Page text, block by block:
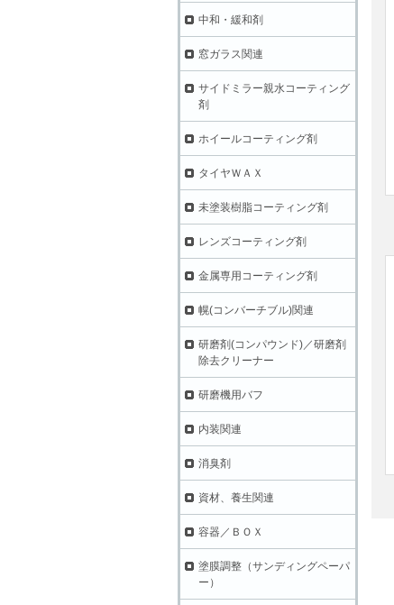
中和・緩和剤
窓ガラス関連
サイドミラー親水コーティング
剤
ホイールコーティング剤
タイヤＷＡＸ
未塗装樹脂コーティング剤
レンズコーティング剤
金属専用コーティング剤
幌(コンバーチブル)関連
研磨剤(コンパウンド)／研磨剤
除去クリーナー
研磨機用バフ
内装関連
消臭剤
資材、養生関連
容器／ＢＯＸ
塗膜調整（サンディングペーパ
ー）